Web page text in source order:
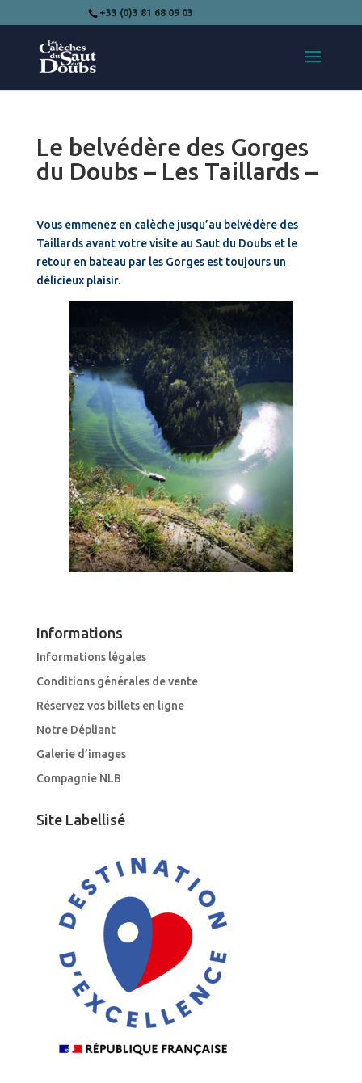
+33 (0)3 81 68 09 03
Le belvédère des Gorges
du Doubs – Les Taillards –
Vous emmenez en calèche jusqu’au belvédère des
Taillards avant votre visite au Saut du Doubs et le
retour en bateau par les Gorges est toujours un
délicieux plaisir.
Informations
Informations légales
Conditions générales de vente
Réservez vos billets en ligne
Notre Dépliant
Galerie d’images
Compagnie NLB
Site Labellisé